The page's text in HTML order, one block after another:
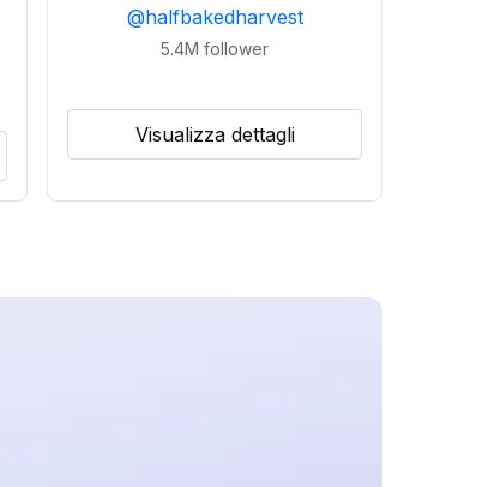
@halfbakedharvest
5.4M follower
Visualizza dettagli